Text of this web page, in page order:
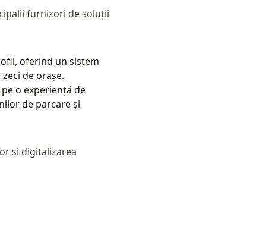
furnizori de soluții
oferind un sistem
de orașe.
o experiență de
de parcare și
și digitalizarea